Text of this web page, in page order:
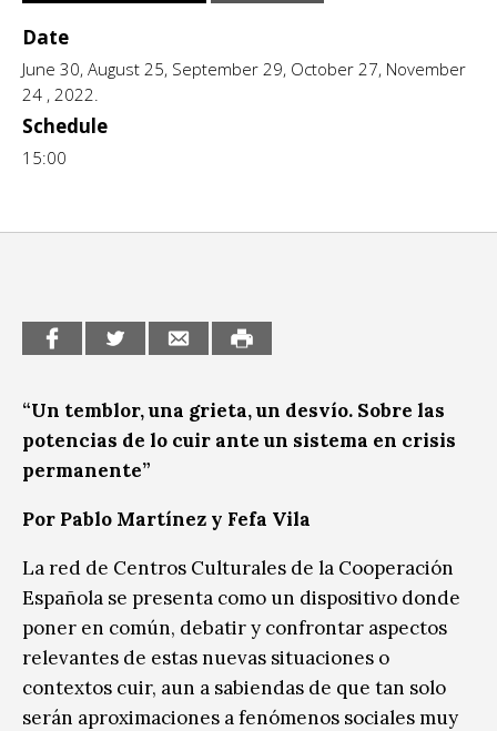
CCE en el interior/libros
Espacio itinerante de lectura infantil
Exposiciones
Formación
Género y Diversidad
Música
Date
June 30, August 25, September 29, October 27, November
24 , 2022.
Schedule
15:00
“Un temblor, una grieta, un desvío. Sobre las
potencias de lo cuir ante un sistema en crisis
permanente”
Por Pablo Martínez y Fefa Vila
La red de Centros Culturales de la Cooperación
Española se presenta como un dispositivo donde
poner en común, debatir y confrontar aspectos
relevantes de estas nuevas situaciones o
contextos cuir, aun a sabiendas de que tan solo
serán aproximaciones a fenómenos sociales muy